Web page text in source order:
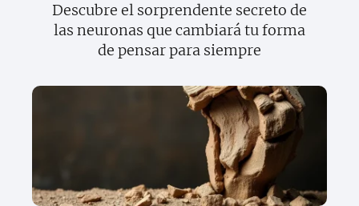
Descubre el sorprendente secreto de
las neuronas que cambiará tu forma
de pensar para siempre